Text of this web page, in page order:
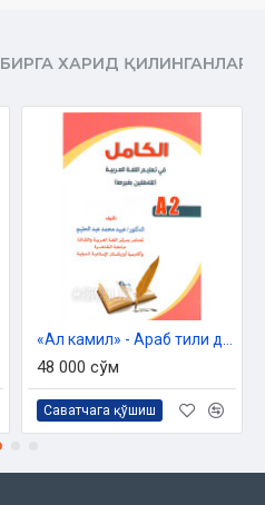
БИРГА ХАРИД ҚИЛИНГАНЛАР
48 000 сўм
Саватчага қўшиш